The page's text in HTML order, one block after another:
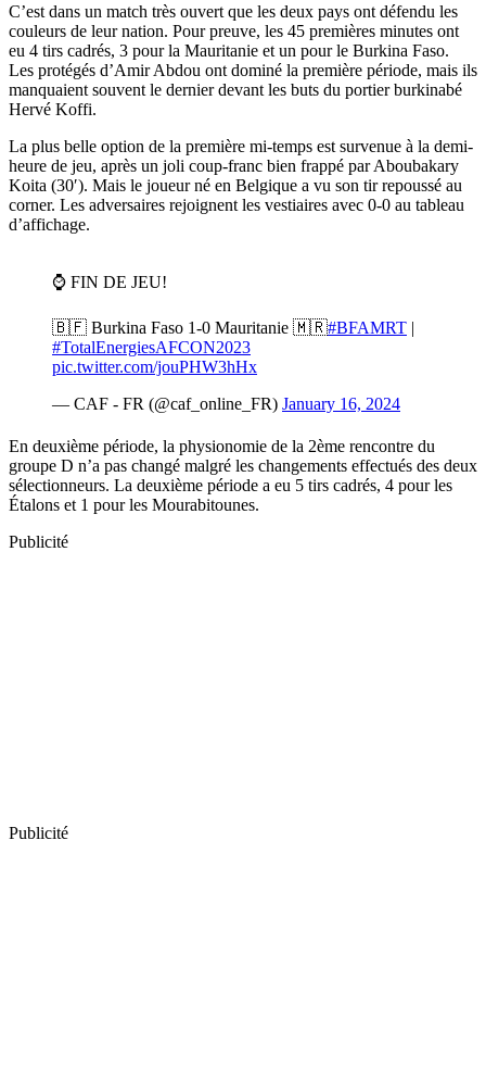
C’est dans un match très ouvert que les deux pays ont défendu les
couleurs de leur nation. Pour preuve, les 45 premières minutes ont
eu 4 tirs cadrés, 3 pour la Mauritanie et un pour le Burkina Faso.
Les protégés d’Amir Abdou ont dominé la première période, mais ils
manquaient souvent le dernier devant les buts du portier burkinabé
Hervé Koffi.
La plus belle option de la première mi-temps est survenue à la demi-
heure de jeu, après un joli coup-franc bien frappé par Aboubakary
Koita (30′). Mais le joueur né en Belgique a vu son tir repoussé au
corner. Les adversaires rejoignent les vestiaires avec 0-0 au tableau
d’affichage.
En deuxième période, la physionomie de la 2ème rencontre du
groupe D n’a pas changé malgré les changements effectués des deux
sélectionneurs. La deuxième période a eu 5 tirs cadrés, 4 pour les
Étalons et 1 pour les Mourabitounes.
Publicité
Publicité